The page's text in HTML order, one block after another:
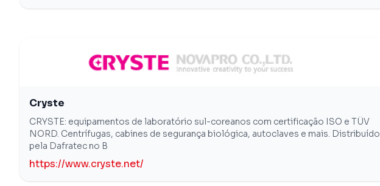
Cryste
CRYSTE: equipamentos de laboratório sul-coreanos com certificação ISO e TÜV
NORD. Centrífugas, cabines de segurança biológica, autoclaves e mais. Distribuído
pela Dafratec no B
https://www.cryste.net/